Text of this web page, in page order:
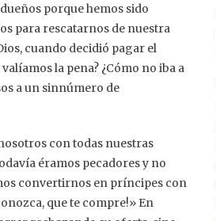
porque hemos sido
para rescatarnos de nuestra
cuando decidió pagar el
la pena? ¿Cómo no iba a
a un sinnúmero de
con todas nuestras
éramos pecadores y no
convertirnos en príncipes con
que te compre!» En